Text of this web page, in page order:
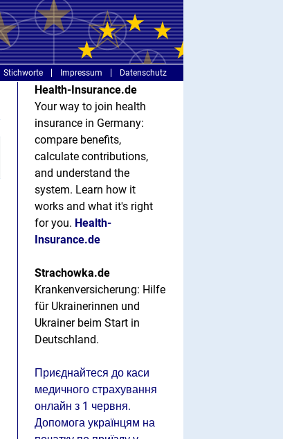
Stichworte Impressum Datenschutz
Health-Insurance.de
Your way to join health
insurance in Germany:
compare benefits,
calculate contributions,
and understand the
system. Learn how it
works and what it's right
for you. Health-
Insurance.de
Strachowka.de
Krankenversicherung: Hilfe
für Ukrainerinnen und
Ukrainer beim Start in
Deutschland.
Приєднайтеся до каси
медичного страхування
онлайн з 1 червня.
Допомога українцям на